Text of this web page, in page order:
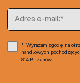
podwyższenie
Adres e-mail
Wyrażam zgodę na
handlowych
814 Blizanów.